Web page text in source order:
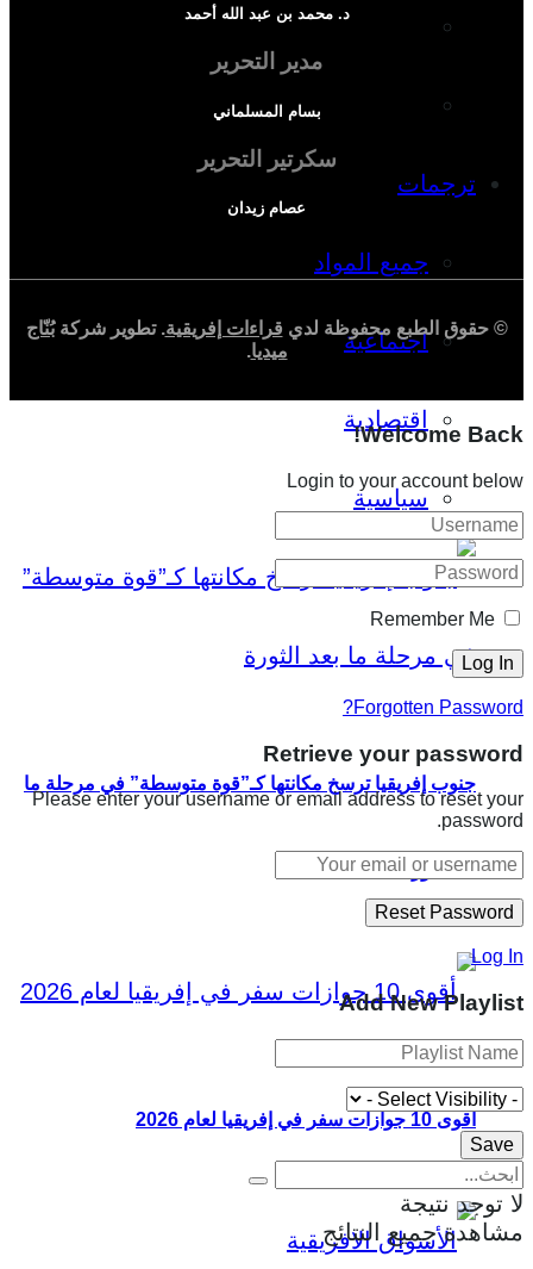
دراسة اجتماعية
دراسة اقتصادية
ترجمات
جميع المواد
اجتماعية
اقتصادية
سياسية
جنوب إفريقيا ترسخ مكانتها كـ”قوة متوسطة” في مرحلة ما
بعد الثورة
أقوى 10 جوازات سفر في إفريقيا لعام 2026
د. محمد بن عبد الله أحمد
مدير التحرير
بسام المسلماني
سكرتير التحرير
عصام زيدان
© حقوق الطبع محفوظة لدي قراءات إفريقية. تطوير شركةبُنّاج
ميديا.
Welcome Back!
Login to your account below
Remember Me
Forgotten Password?
Retrieve your password
Please enter your username or email address to reset your
password.
Log In
Add New Playlist
لا توجد نتيجة
مشاهدة جميع النتائج